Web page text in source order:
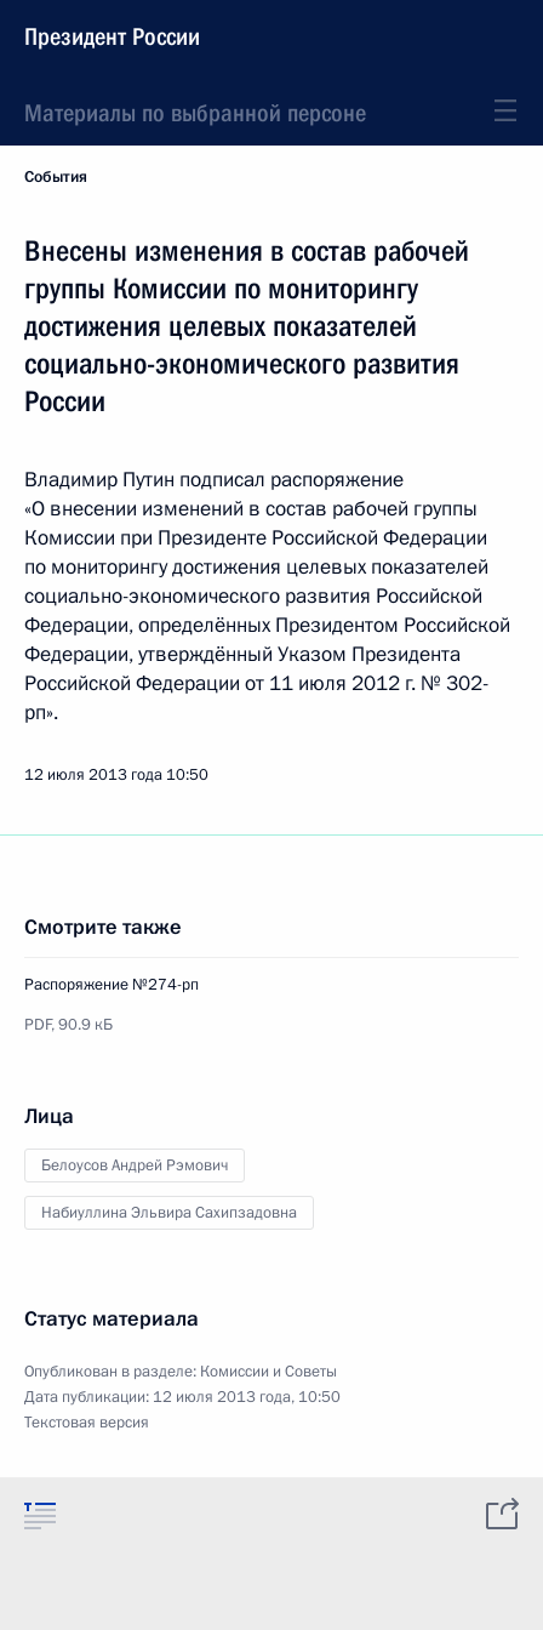
Президент России
Материалы по выбранной персоне
События
Внесены изменения в состав рабочей
группы Комиссии по мониторингу
достижения целевых показателей
социально-экономического развития
России
Владимир Путин подписал распоряжение
«О внесении изменений в состав рабочей группы
Комиссии при Президенте Российской Федерации
по мониторингу достижения целевых показателей
социально-экономического развития Российской
Федерации, определённых Президентом Российской
Федерации, утверждённый Указом Президента
Российской Федерации от 11 июля 2012 г. № 302-
рп».
12 июля 2013 года 10:50
Смотрите также
Распоряжение №274-рп
PDF,90.9 кБ
Лица
Белоусов Андрей Рэмович
Набиуллина Эльвира Сахипзадовна
Статус материала
Опубликован в разделе: Комиссии и Советы
Дата публикации: 12 июля 2013 года, 10:50
Текстовая версия